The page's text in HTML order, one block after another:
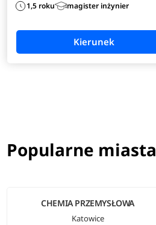
1,5 roku magister inżynier
Kierunek
Popularne miasta
CHEMIA PRZEMYSŁOWA
Katowice